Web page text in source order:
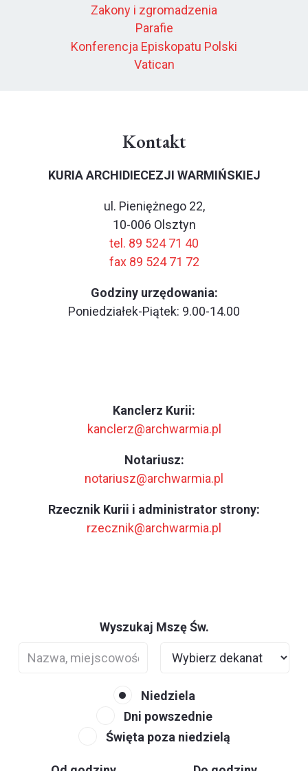
Zakony i zgromadzenia
Parafie
Konferencja Episkopatu Polski
Vatican
Kontakt
KURIA ARCHIDIECEZJI WARMIŃSKIEJ
ul. Pieniężnego 22,
10-006 Olsztyn
tel. 89 524 71 40
fax 89 524 71 72
Godziny urzędowania:
Poniedziałek-Piątek: 9.00-14.00
Kanclerz Kurii:
kanclerz@archwarmia.pl
Notariusz:
notariusz@archwarmia.pl
Rzecznik Kurii i administrator strony:
rzecznik@archwarmia.pl
Wyszukaj Mszę Św.
Niedziela
Dni powszednie
Święta poza niedzielą